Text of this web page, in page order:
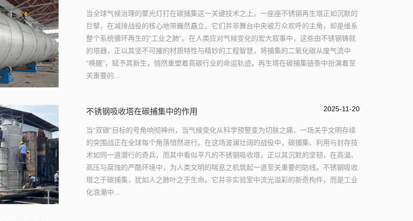
当全球气候治理的聚光灯打在碳捕集这一关键技术之上，一座座不锈钢再生塔正如沉默的
巨擘，在减排战役的核心地带巍然矗立。它们并非舞台中央被万众欢呼的主角，却是维系
整个系统循环再生的“工业之肺”。在人类应对气候变化的宏大叙事中，这些由不锈钢铸就
的塔器，正以其坚不可摧的材质特性与精妙的工程智慧，将捕集的二氧化碳从废气流中
“唤醒”，赋予其新生，悄然重塑着高碳行业的命运轨迹。再生塔在碳捕集链条中扮演着至
关重要的...
不锈钢吸收塔在碳捕集中的作用 2025-11-20
当“双碳”目标的号角响彻神州，当气候变化从科学预警变为切肤之痛，一场关乎文明存续
的突围战正在全球每个角落悄然进行。在这场波澜壮阔的战役中，碳捕集、利用与封存技
术如同一道潜行的奇兵，而其中看似平凡的不锈钢吸收塔，正以其沉默的坚韧，在高温、
高压与腐蚀的严酷环境中，为人类文明的喘息之机筑起一道至关重要的防线。不锈钢吸收
塔之于碳捕集，犹如人之肺叶之于生命。它并非实验室中流光溢彩的新奇构件，而是工业
化浪潮中...